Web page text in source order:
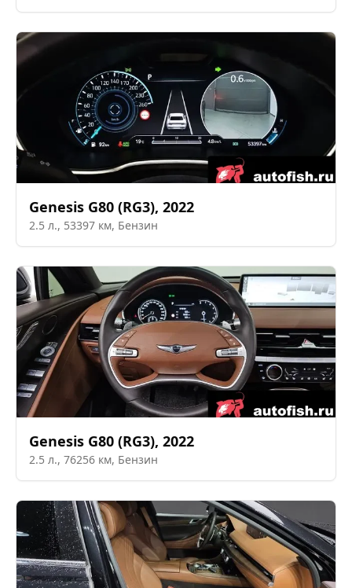
Genesis G80 (RG3), 2022
2.5 л., 53397 км, Бензин
Genesis G80 (RG3), 2022
2.5 л., 76256 км, Бензин